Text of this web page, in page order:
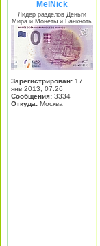
MelNick
Лидер разделов Деньги
Мира и Монеты и Банкноты
Зарегистрирован: 17
янв 2013, 07:26
Сообщения: 3334
Откуда: Москва